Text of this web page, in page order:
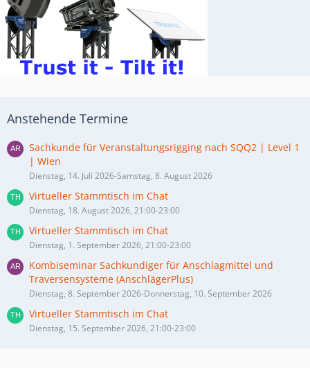
Anstehende Termine
Sachkunde für Veranstaltungsrigging nach SQQ2 | Level 1
| Wien
Dienstag, 14. Juli 2026-Samstag, 8. August 2026
Virtueller Stammtisch im Chat
Dienstag, 18. August 2026, 21:00-23:00
Virtueller Stammtisch im Chat
Dienstag, 1. September 2026, 21:00-23:00
Kombiseminar Sachkundiger für Anschlagmittel und
Traversensysteme (AnschlägerPlus)
Dienstag, 8. September 2026-Donnerstag, 10. September 2026
Virtueller Stammtisch im Chat
Dienstag, 15. September 2026, 21:00-23:00